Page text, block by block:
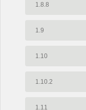
1.8.8
1.9
1.10
1.10.2
1.11